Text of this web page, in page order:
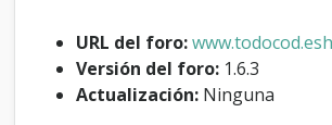
g
URL del foro:
Versión del foro: 1.6.3
Actualización: Ninguna